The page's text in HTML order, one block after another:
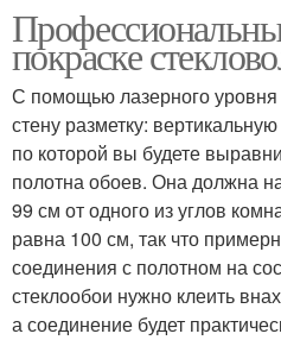
покраске
С помощью лазерного
стену разметку:
по которой вы будете
полотна обоев. Она должна
99 см от одного из углов
равна 100 см, так что
соединения с полотном на
стеклообои нужно клеить
а соединение будет